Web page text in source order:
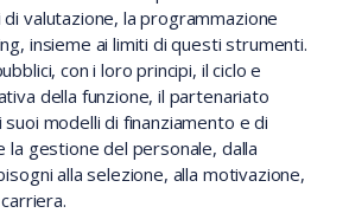
valutazione, la programmazione
insieme ai limiti di questi strumenti.
con i loro principi, il ciclo e
della funzione, il partenariato
modelli di finanziamento e di
la gestione del personale, dalla
alla selezione, alla motivazione,